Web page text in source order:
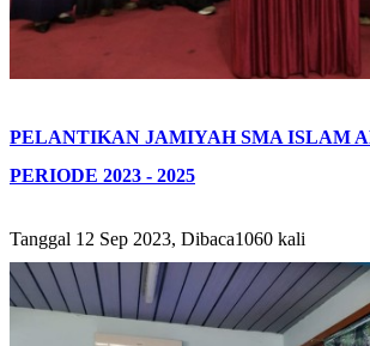
PELANTIKAN JAMIYAH SMA ISLAM
PERIODE 2023 - 2025
Tanggal 12 Sep 2023, Dibaca1060 kali